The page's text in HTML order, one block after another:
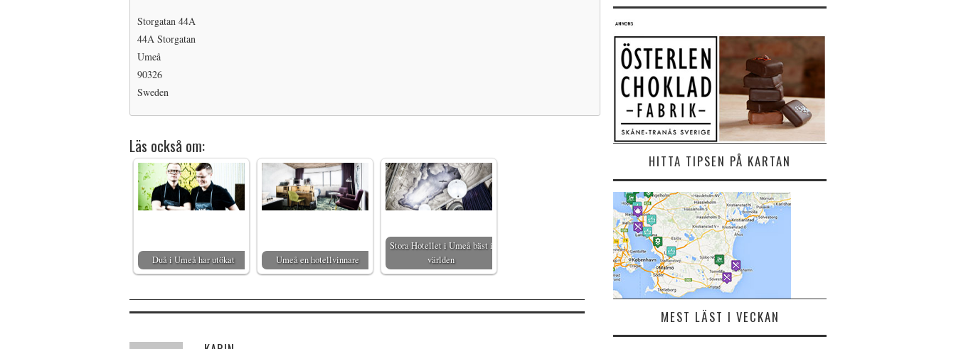
Storgatan 44A
44A Storgatan
Umeå
90326
Sweden
Läs också om:
Duå i Umeå har utökat Umeå en hotellvinnare
Stora Hotellet i Umeå bäst i
världen
HITTA TIPSEN PÅ KARTAN
MEST LÄST I VECKAN